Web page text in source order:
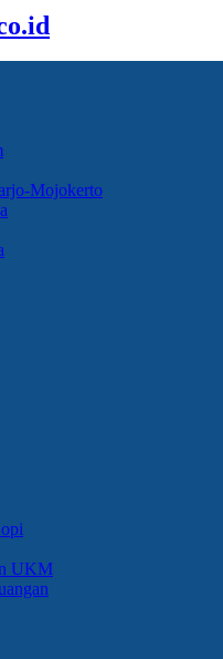
Mojokerto
UKM